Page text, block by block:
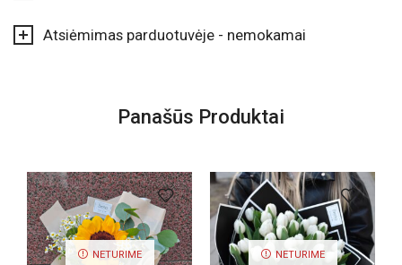
Atsiėmimas parduotuvėje - nemokamai
Panašūs Produktai
NETURIME NETURIME